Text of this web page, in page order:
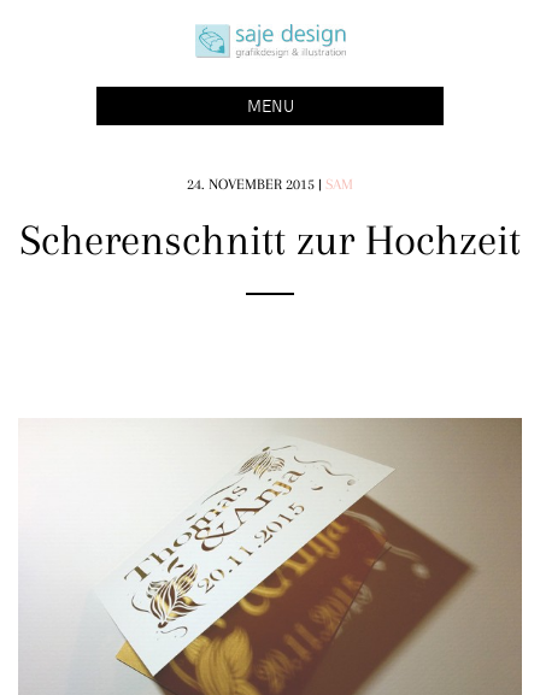
saje design bonn
grafikdesign | buchgestaltung | illustration
MENU
24. NOVEMBER 2015 | SAM
Scherenschnitt zur Hochzeit